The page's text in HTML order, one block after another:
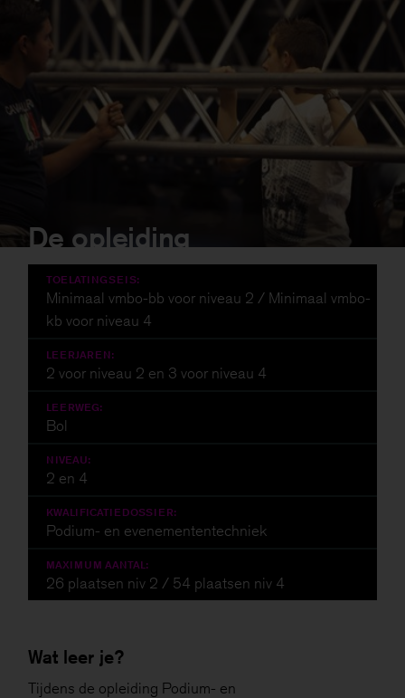
De opleiding
TOELATINGSEIS:
Minimaal vmbo-bb voor niveau 2 / Minimaal vmbo-
kb voor niveau 4
LEERJAREN:
2 voor niveau 2 en 3 voor niveau 4
LEERWEG:
Bol
NIVEAU:
2 en 4
KWALIFICATIEDOSSIER:
Podium- en evenemententechniek
MAXIMUM AANTAL:
26 plaatsen niv 2 / 54 plaatsen niv 4
Wat leer je?
Tijdens de opleiding Podium- en